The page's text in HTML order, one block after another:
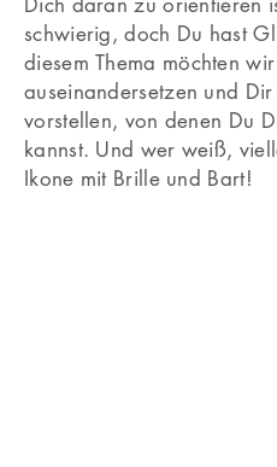
schwierig, doch Du hast
diesem Thema möchten
auseinandersetzen und
vorstellen, von denen Du
kannst. Und wer weiß,
Ikone mit Brille und Bart!